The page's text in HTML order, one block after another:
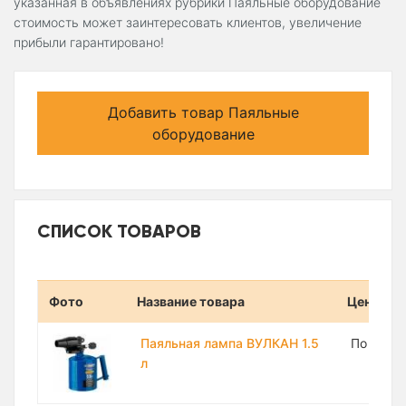
стоимость может заинтересовать клиентов, увеличение
прибыли гарантировано!
Добавить товар Паяльные
оборудование
СПИСОК ТОВАРОВ
Фото Название товара Цена
Паяльная лампа ВУЛКАН 1.5
л
По